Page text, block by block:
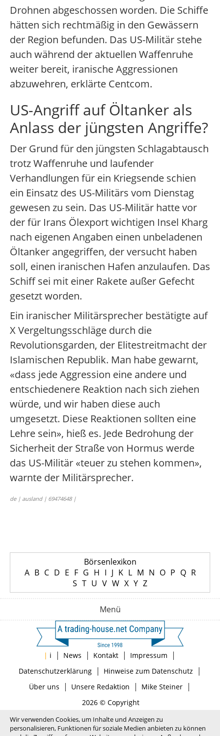
Drohnen abgeschossen worden. Die Schiffe
hätten sich rechtmäßig in den Gewässern
der Region befunden. Das US-Militär stehe
auch während der aktuellen Waffenruhe
weiter bereit, iranische Aggressionen
abzuwehren, erklärte Centcom.
US-Angriff auf Öltanker als
Anlass der jüngsten Angriffe?
Der Grund für den jüngsten Schlagabtausch
trotz Waffenruhe und laufender
Verhandlungen für ein Kriegsende schien
ein Einsatz des US-Militärs vom Dienstag
gewesen zu sein. Das US-Militär hatte vor
der für Irans Ölexport wichtigen Insel Kharg
nach eigenen Angaben einen unbeladenen
Öltanker angegriffen, der versucht haben
soll, einen iranischen Hafen anzulaufen. Das
Schiff sei mit einer Rakete außer Gefecht
gesetzt worden.
Ein iranischer Militärsprecher bestätigte auf
X Vergeltungsschläge durch die
Revolutionsgarden, der Elitestreitmacht der
Islamischen Republik. Man habe gewarnt,
«dass jede Aggression eine andere und
entschiedenere Reaktion nach sich ziehen
würde, und wir haben diese auch
umgesetzt. Diese Reaktionen sollten eine
Lehre sein», hieß es. Jede Bedrohung der
Sicherheit der Straße von Hormus werde
das US-Militär «teuer zu stehen kommen»,
warnte der Militärsprecher.
de | ausland | 69474648 |
Börsenlexikon
A B C D E F G H I J K L M N O P Q R
S T U V W X Y Z
Menü
| i | News | Kontakt | Impressum |
Datenschutzerklärung| Hinweise zum Datenschutz |
Über uns | Unsere Redaktion | Mike Steiner|
2026 © Copyright
Wir verwenden Cookies, um Inhalte und Anzeigen zu
personalisieren, Funktionen für soziale Medien anbieten zu können